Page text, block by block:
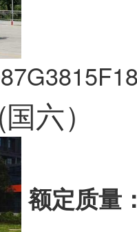
六）
额定质量